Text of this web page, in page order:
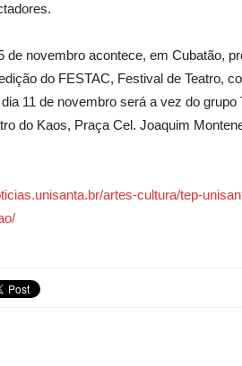
de novembro acontece, em Cubatão,
do FESTAC, Festival de Teatro,
11 de novembro será a vez do grupo
do Kaos, Praça Cel. Joaquim
artes-cultura/tep-